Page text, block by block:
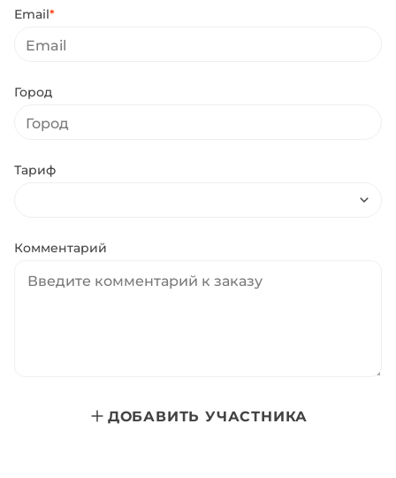
Email*
Город
Тариф
Комментарий
ДОБАВИТЬ УЧАСТНИКА